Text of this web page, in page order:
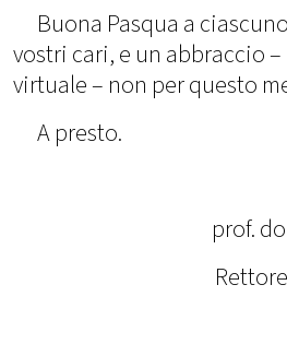
Buona Pasqua a
vostri cari, e un abbraccio
virtuale – non per questo
A presto.
prof.